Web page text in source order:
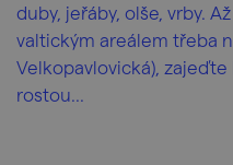
duby, jeřáby, olše, vrby.
valtickým areálem třeba
Velkopavlovická),
rostou...